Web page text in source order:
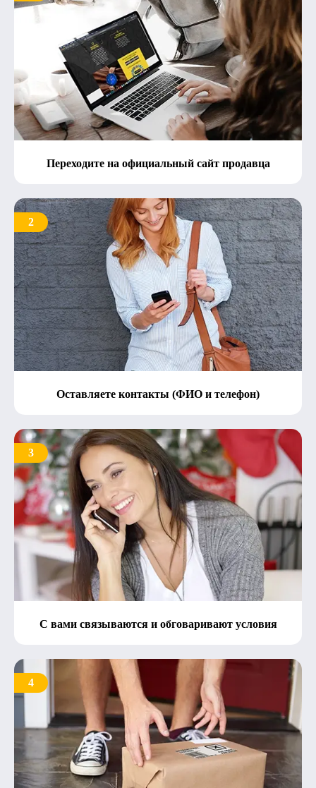
Переходите на официальный сайт продавца
2
Оставляете контакты (ФИО и телефон)
3
С вами связываются и обговаривают условия
4